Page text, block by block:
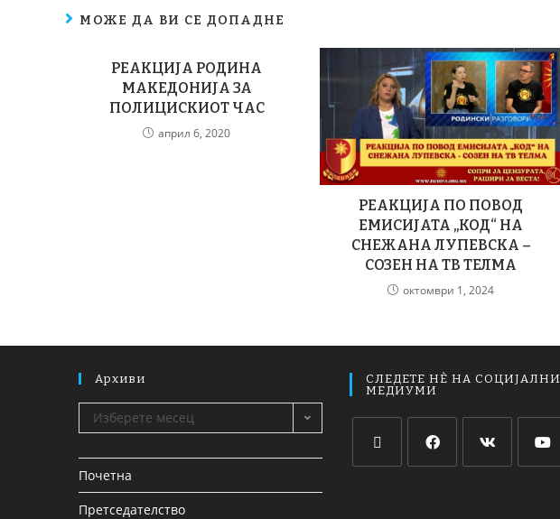
МОЖЕ ДА ВИ СЕ ДОПАДНЕ
РЕАКЦИЈА РОДИНА
МАКЕДОНИЈА ЗА
ПОЛИЦИСКИОТ ЧАС
април 6, 2020
РЕАКЦИЈА ПО ПОВОД
ЕМИСИЈАТА „КОД“ НА
СНЕЖАНА ЛУПЕВСКА –
СОЗЕН НА ТВ ТЕЛМА
октомври 1, 2024
Архиви
Изберете месец
Почетна
Претседателство
СЛЕДЕТЕ НЀ НА
МЕДИУМИ